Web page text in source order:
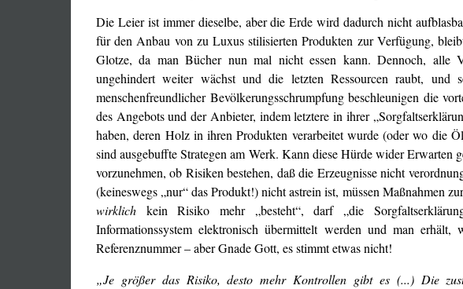
Die Leier ist immer dieselbe, aber die Erde wird dadurch nicht
für den Anbau von zu Luxus stilisierten Produkten zur Verfügung,
Glotze, da man Bücher nun mal nicht essen kann. Dennoch, alle
ungehindert weiter wächst und die letzten Ressourcen raubt,
menschenfreundlicher Bevölkerungsschrumpfung beschleunigen die
des Angebots und der Anbieter, indem letztere in ihrer
haben, deren Holz in ihren Produkten verarbeitet wurde (oder wo die
sind ausgebuffte Strategen am Werk. Kann diese Hürde wider
vorzunehmen, ob Risiken bestehen, daß die Erzeugnisse nicht
(keineswegs „nur“ das Produkt!) nicht astrein ist, müssen Maßnahmen
wirklich kein Risiko mehr „besteht“, darf „die
Informationssystem elektronisch übermittelt werden und man
Referenznummer – aber Gnade Gott, es stimmt etwas nicht!
„Je größer das Risiko, desto mehr Kontrollen gibt es (...) Die